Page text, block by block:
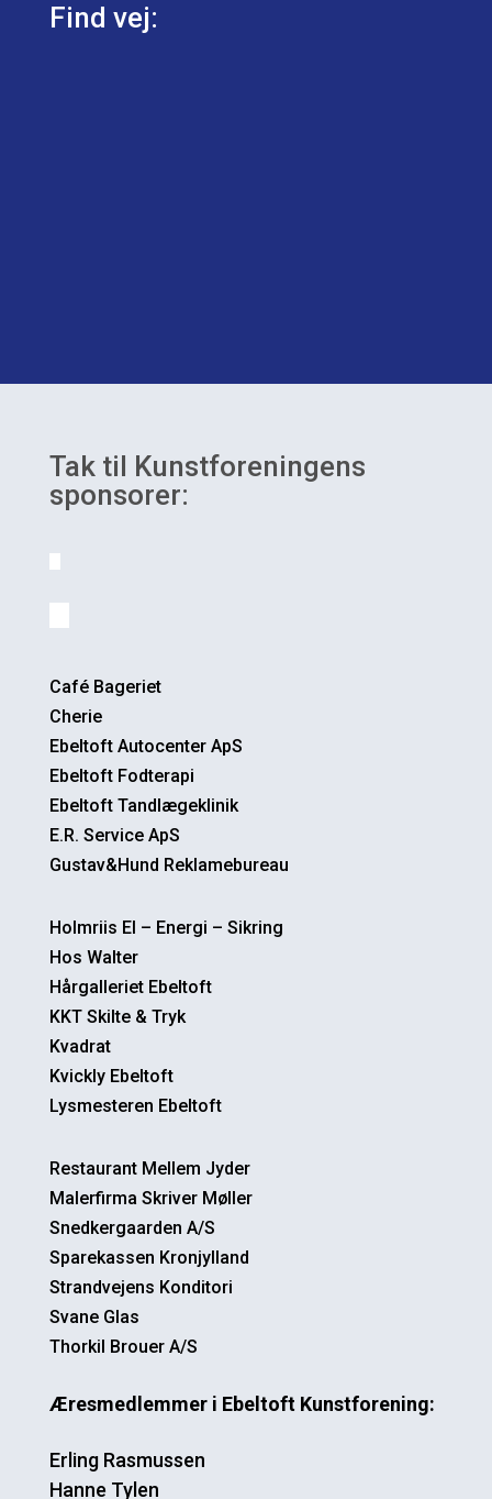
Find vej:
Tak til Kunstforeningens
sponsorer:
Café Bageriet
Cherie
Ebeltoft Autocenter ApS
Ebeltoft Fodterapi
Ebeltoft Tandlægeklinik
E.R. Service ApS
Gustav&Hund Reklamebureau
Holmriis El – Energi – Sikring
Hos Walter
Hårgalleriet Ebeltoft
KKT Skilte & Tryk
Kvadrat
Kvickly Ebeltoft
Lysmesteren Ebeltoft
Restaurant Mellem Jyder
Malerfirma Skriver Møller
Snedkergaarden A/S
Sparekassen Kronjylland
Strandvejens Konditori
Svane Glas
Thorkil Brouer A/S
Æresmedlemmer i Ebeltoft Kunstforening:
Erling Rasmussen
Hanne Tylen